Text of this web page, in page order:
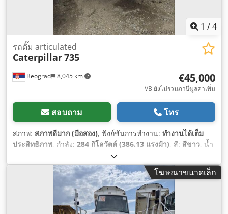
1 /4
Beograd 8,045 km
รถดั๊ม articulated
Caterpillar735
€45,000
VB ยังไม่รวมภาษีมูลค่าเพิ่ม
สอบถาม โทร
สภาพ: สภาพดีมาก (มือสอง), ฟังก์ชันการทำงาน: ทำงานได้เต็ม
ประสิทธิภาพ, กำลัง: 284 กิโลวัตต์ (386.13 แรงม้า), สี: สีขาว, น้ำ
, ปีที่ผลิต:
เครื่องจักร/ยานพาหนะ:CAT00735VB1N00936,
โฆษณาขนาดเล็ก